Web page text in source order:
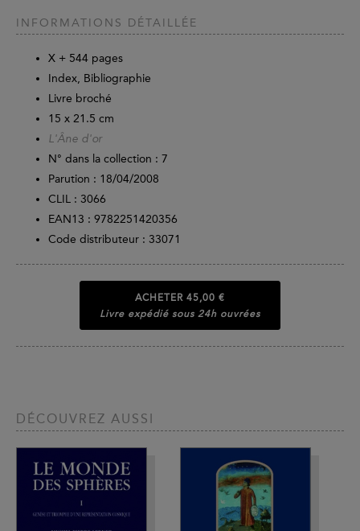
INFORMATIONS DÉTAILLÉE
X + 544 pages
Index, Bibliographie
Livre broché
15 x 21.5 cm
L'Âne d'or
N° dans la collection : 7
Parution : 18/04/2008
CLIL : 3066
EAN13 : 9782251420356
Code distributeur : 33071
ACHETER 45,00 €
Livre expédié sous 24h ouvrées
DÉCOUVREZ AUSSI